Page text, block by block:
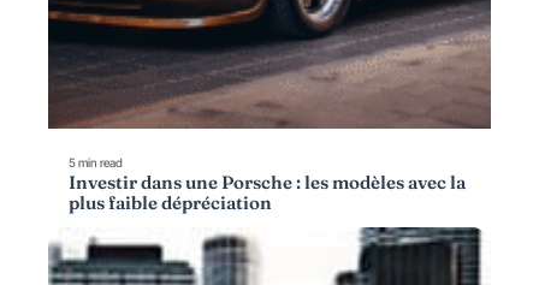
5 min read
Investir dans une Porsche : les modèles avec la
plus faible dépréciation